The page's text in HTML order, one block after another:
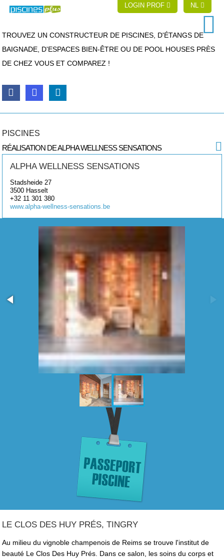
LOGIN PROF NL
TROUVEZ UN CONSTRUCTEUR DE PISCINES, D'ÉTANGS DE
BAIGNADE, D'ESPACES BIEN-ÊTRE OU DE POOL HOUSES PRÈS
DE CHEZ VOUS ET COMPAREZ !
PISCINES
RÉALISATION DE ALPHA WELLNESS SENSATIONS
ALPHA WELLNESS SENSATIONS
Stadsheide 27
3500 Hasselt
+32 11 301 380
www.alpha-wellness-sensations.be
LE CLOS DES HUY PRÉS, TINGRY
Au milieu du vignoble champenois de Reims se trouve l'institut de
beauté Le Clos Des Huy Prés. Dans ce salon, les soins du corps et